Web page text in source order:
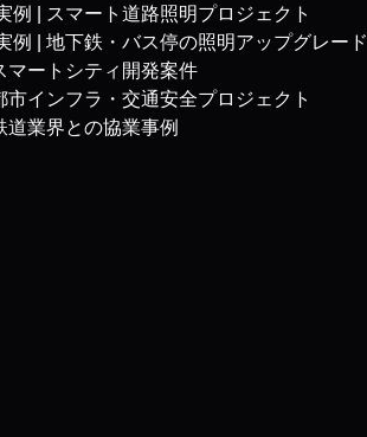
例 | スマート道路照明プロジェクト
例 | 地下鉄・バス停の照明アップグレード
マートシティ開発案件
インフラ・交通安全プロジェクト
業界との協業事例